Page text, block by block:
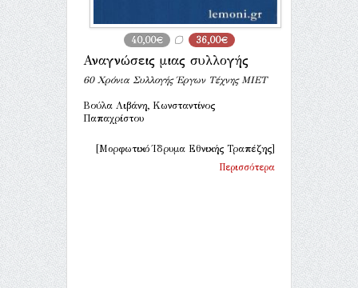
40,00€ 36,00€
Αναγνώσεις μιας συλλογής
60 Χρόνια Συλλογής Έργων Τέχνης ΜΙΕΤ
Βούλα Λιβάνη, Κωνσταντίνος
Παπαχρίστου
[Μορφωτικό Ίδρυμα Εθνικής Τραπέζης]
Περισσότερα